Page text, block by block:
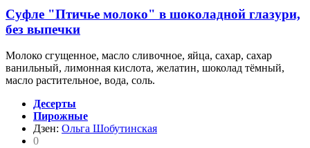
Суфле "Птичье молоко" в шоколадной глазури,
без выпечки
Молоко сгущенное, масло сливочное, яйца, сахар, сахар
ванильный, лимонная кислота, желатин, шоколад тёмный,
масло растительное, вода, соль.
Десерты
Пирожные
Дзен: Ольга Шобутинская
0